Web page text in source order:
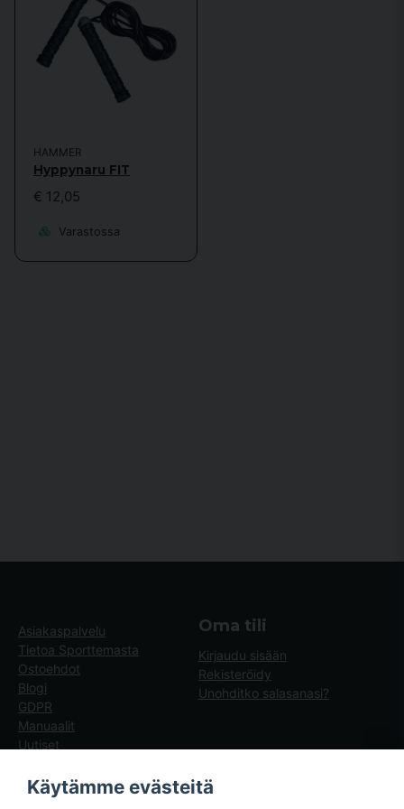
HAMMER
Hyppynaru FIT
€ 12,05
Varastossa
Asiakaspalvelu
Tietoa Sporttemasta
Ostoehdot
Blogi
GDPR
Manuaalit
Uutiset
Oma tili
Kirjaudu sisään
Rekisteröidy
Unohditko salasanasi?
Sporttema
Käytämme evästeitä